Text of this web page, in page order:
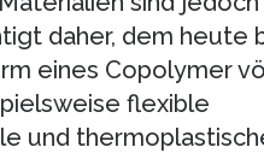
daher, dem heute
eines Copolymer
flexible
und